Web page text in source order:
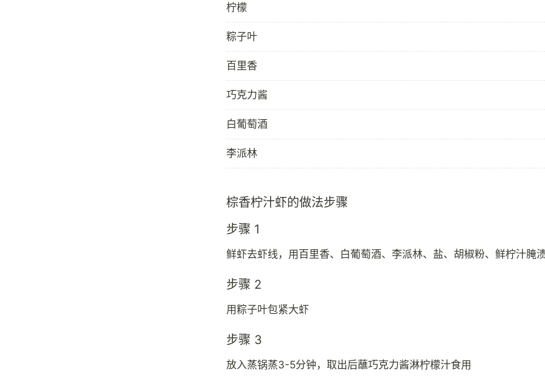
柠檬
粽子叶
百里香
巧克力酱
白葡萄酒
李派林
棕香柠汁虾的做法步骤
步骤 1
鲜虾去虾线，用百里香、白葡萄酒、李派林、盐、胡椒粉、鲜柠汁腌
步骤 2
用粽子叶包紧大虾
步骤 3
放入蒸锅蒸3-5分钟，取出后蘸巧克力酱淋柠檬汁食用